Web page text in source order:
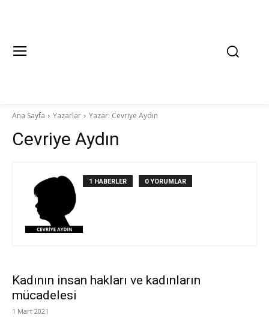
Ana Sayfa Yazarlar Yazar: Cevriye Aydın
Cevriye Aydın
1 HABERLER 0 YORUMLAR
Kadının insan hakları ve kadınların
mücadelesi
1 Mart 2021